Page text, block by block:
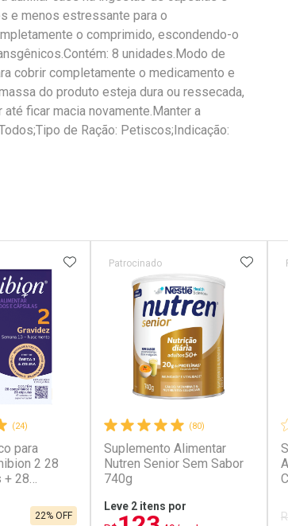
e menos estressante para o
o comprimido, escondendo-o
8 unidades.Modo de
cobrir completamente o medicamento e
do produto esteja dura ou ressecada,
ficar macia novamente.Manter a
de Ração: Petiscos;Indicação:
(24)
para
2 28
+ 28
22% OFF
ADICIONAR AOS FAVORITOS
(80)
Suplemento Alimentar
Nutren Senior Sem Sabor
740g
Patrocinado
Leve 2 itens por